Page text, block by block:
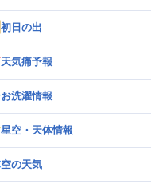
初日の出
天気痛予報
お洗濯情報
星空・天体情報
空の天気